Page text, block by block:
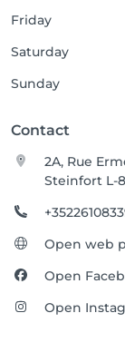
Friday
Saturday
Sunday
Contact
2A, Rue
Steinfort L-
Open web
Open
Open